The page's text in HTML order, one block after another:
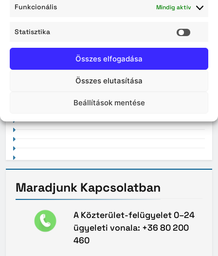
Funkcionális Mindig aktív
Statisztika
Összes elfogadása
Összes elutasítása
Beállítások mentése
2026. május
Maradjunk Kapcsolatban
A Közterület-felügyelet 0–24
ügyeleti vonala: +36 80 200
460